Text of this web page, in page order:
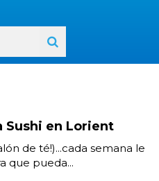
Sushi en Lorient
de té!)...cada semana le
que pueda...